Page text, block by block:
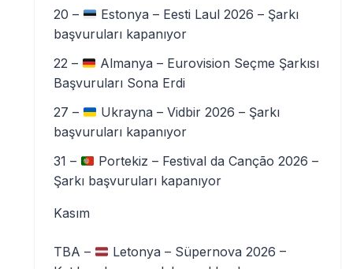
20 –
Estonya – Eesti Laul 2026 – Şarkı
başvuruları kapanıyor
22 –
Almanya – Eurovision Seçme Şarkısı
Başvuruları Sona Erdi
27 –
Ukrayna – Vidbir 2026 – Şarkı
başvuruları kapanıyor
31 –
Portekiz – Festival da Canção 2026 –
Şarkı başvuruları kapanıyor
Kasım
TBA –
Letonya – Süpernova 2026 –